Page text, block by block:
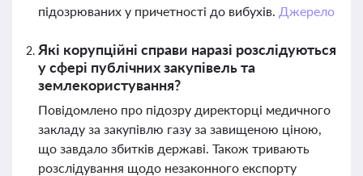
підозрюваних у причетності до вибухів. Джерело
Які корупційні справи наразі розслідуються
у сфері публічних закупівель та
землекористування?
Повідомлено про підозру директорці медичного
закладу за закупівлю газу за завищеною ціною,
що завдало збитків державі. Також тривають
розслідування щодо незаконного експорту